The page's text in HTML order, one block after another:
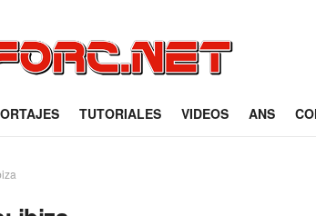
TUTORIALES VIDEOS ANS